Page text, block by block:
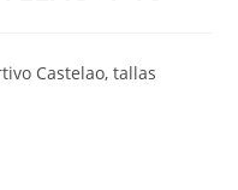
Castelao, tallas